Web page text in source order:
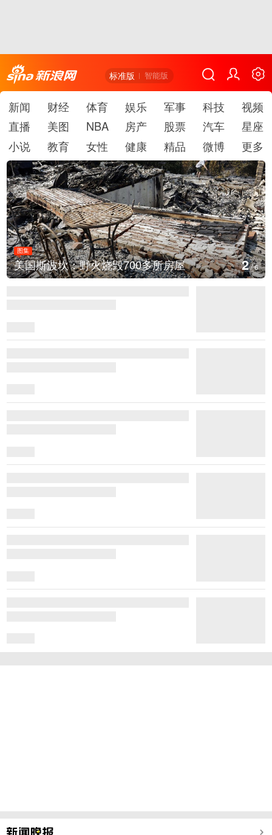
标准版 智能版
新闻 财经 体育 娱乐 军事 科技
视频
直播
美图 NBA 房产 股票 汽车
星座
小说
教育 女性 健康 精品 微博 更多
：野火烧毁700多所房屋
图集
叙利亚：
3/6